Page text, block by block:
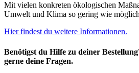
Mit vielen konkreten ökologischen
Umwelt und Klima so gering wie
Hier findest du weitere Informationen.
Benötigst du Hilfe zu deiner
gerne deine Fragen.